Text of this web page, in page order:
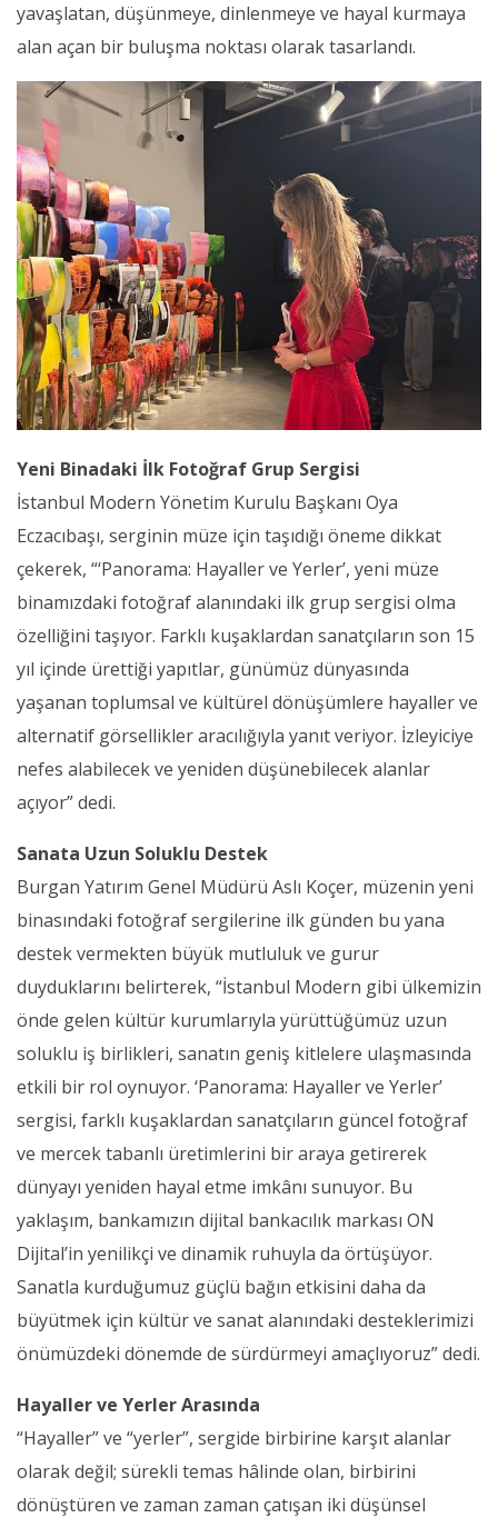
yavaşlatan, düşünmeye, dinlenmeye ve hayal kurmaya
alan açan bir buluşma noktası olarak tasarlandı.
Yeni Binadaki İlk Fotoğraf Grup Sergisi
İstanbul Modern Yönetim Kurulu Başkanı Oya
Eczacıbaşı, serginin müze için taşıdığı öneme dikkat
çekerek, “‘Panorama: Hayaller ve Yerler’, yeni müze
binamızdaki fotoğraf alanındaki ilk grup sergisi olma
özelliğini taşıyor. Farklı kuşaklardan sanatçıların son 15
yıl içinde ürettiği yapıtlar, günümüz dünyasında
yaşanan toplumsal ve kültürel dönüşümlere hayaller ve
alternatif görsellikler aracılığıyla yanıt veriyor. İzleyiciye
nefes alabilecek ve yeniden düşünebilecek alanlar
açıyor” dedi.
Sanata Uzun Soluklu Destek
Burgan Yatırım Genel Müdürü Aslı Koçer, müzenin yeni
binasındaki fotoğraf sergilerine ilk günden bu yana
destek vermekten büyük mutluluk ve gurur
duyduklarını belirterek, “İstanbul Modern gibi ülkemizin
önde gelen kültür kurumlarıyla yürüttüğümüz uzun
soluklu iş birlikleri, sanatın geniş kitlelere ulaşmasında
etkili bir rol oynuyor. ‘Panorama: Hayaller ve Yerler’
sergisi, farklı kuşaklardan sanatçıların güncel fotoğraf
ve mercek tabanlı üretimlerini bir araya getirerek
dünyayı yeniden hayal etme imkânı sunuyor. Bu
yaklaşım, bankamızın dijital bankacılık markası ON
Dijital’in yenilikçi ve dinamik ruhuyla da örtüşüyor.
Sanatla kurduğumuz güçlü bağın etkisini daha da
büyütmek için kültür ve sanat alanındaki desteklerimizi
önümüzdeki dönemde de sürdürmeyi amaçlıyoruz” dedi.
Hayaller ve Yerler Arasında
“Hayaller” ve “yerler”, sergide birbirine karşıt alanlar
olarak değil; sürekli temas hâlinde olan, birbirini
dönüştüren ve zaman zaman çatışan iki düşünsel